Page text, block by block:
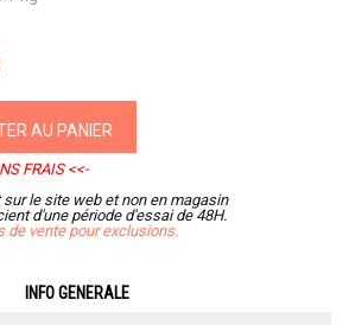
AU PANIER
FRAIS <<-
le site web et non en magasin
d'une période d'essai de 48H.
de vente pour exclusions.
INFO GENERALE